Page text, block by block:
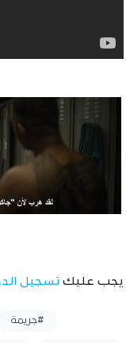
يجب عليك تسجيل
#جريمة